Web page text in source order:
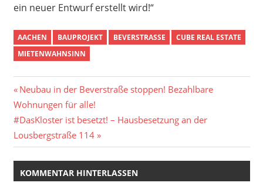
ein neuer Entwurf erstellt wird!“
AACHEN BAUPROJEKT BEVERSTRASSE
CUBE REAL ESTATE
MIETENWAHNSINN
Beitragsnavigation
Vorheriger
Beitrag:
Neubau in der Beverstraße stoppen! Bezahlbare
Wohnungen für alle!
Nächster
Beitrag:
#DasKloster ist besetzt! – Hausbesetzung an der
Lousbergstraße 114
KOMMENTAR HINTERLASSEN